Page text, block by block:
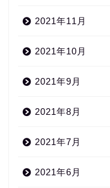
2021年11月
2021年10月
2021年9月
2021年8月
2021年7月
2021年6月